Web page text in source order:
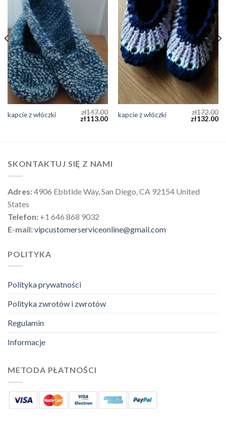
kapcie z włóczki zł147.00
zł113.00 kapcie z włóczki zł172.00
zł132.00
SKONTAKTUJ SIĘ Z NAMI
Adres:4906 Ebbtide Way, San Diego, CA 92154 United
States
Telefon: +1 646 868 9032
E-mail:vipcustomerserviceonline@gmail.com
POLITYKA
Polityka prywatności
Polityka zwrotów i zwrotów
Regulamin
Informacje
METODA PŁATNOŚCI